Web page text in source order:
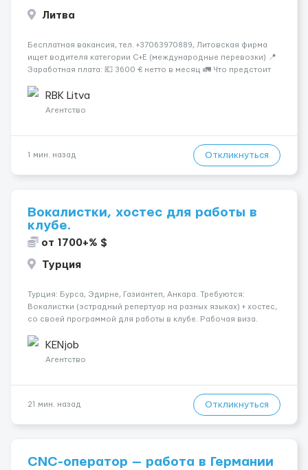
Литва
Бесплатная вакансия, тел. +37063970889, Литовская фирма
ищет водителя категории C+E (международные перевозки) 📍
Заработная плата: 💶 3600 € нетто в месяц 🚛 Что предстоит
рефрижераторах. В среднем 400–500 км в день. Погрузки и
разгрузки ...
RBK Litva
Агентство
1 мин. назад Откликнуться
Вокалистки, хостес для работы в
клубе.
от 1700+% $
Турция
Турция: Бурса, Эдирне, Газиантеп, Анкара. Требуются:
Вокалистки (эстрадный репертуар на разных языках) + хостеc,
со своей программой для работы в клубе. Рабочая виза.
одного до трех месяцев. Мед. страховка. Высокая зарплат...
KENjob
Агентство
21 мин. назад Откликнуться
CNC-оператор — работа в Германии